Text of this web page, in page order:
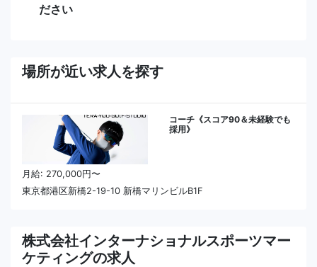
ださい
場所が近い求人を探す
コーチ《スコア90＆未経験でも
採用》
月給: 270,000円〜
東京都港区新橋2-19-10 新橋マリンビルB1F
株式会社インターナショナルスポーツマー
ケティングの求人